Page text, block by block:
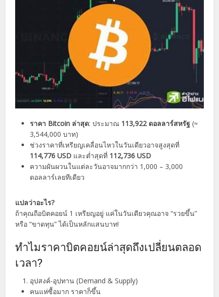
ราคา Bitcoin ล่าสุด: ประมาณ 113,922 ดอลลาร์สหรัฐ (≈
3,544,000 บาท)
ช่วงราคาที่เหรียญเคลื่อนไหวในวันเดียวอาจสูงสุดที่
114,776 USD และต่ำสุดที่ 112,736 USD
ความผันผวนในแต่ละวันอาจมากกว่า 1,000 – 3,000
ดอลลาร์เลยทีเดียว
แปลว่าอะไร?
ถ้าคุณถือบิตคอยน์ 1 เหรียญอยู่ แค่ในวันเดียวคุณอาจ “รวยขึ้น”
หรือ “ขาดทุน” ได้เป็นหลักแสนบาท!
ทำไมราคาบิตคอยน์ล่าสุดถึงเปลี่ยนตลอด
เวลา?
อุปสงค์-อุปทาน (Demand & Supply)
คนแห่ซื้อมาก ราคาก็ขึ้น